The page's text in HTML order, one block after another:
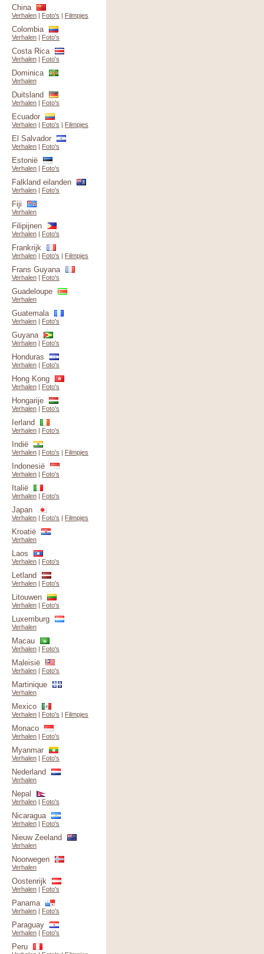
China
Verhalen | Foto's | Filmpjes
Colombia
Verhalen | Foto's
Costa Rica
Verhalen | Foto's
Dominica
Verhalen
Duitsland
Verhalen | Foto's
Ecuador
Verhalen | Foto's | Filmpjes
El Salvador
Verhalen | Foto's
Estonië
Verhalen | Foto's
Falkland eilanden
Verhalen | Foto's
Fiji
Verhalen
Filipijnen
Verhalen | Foto's
Frankrijk
Verhalen | Foto's | Filmpjes
Frans Guyana
Verhalen | Foto's
Guadeloupe
Verhalen
Guatemala
Verhalen | Foto's
Guyana
Verhalen | Foto's
Honduras
Verhalen | Foto's
Hong Kong
Verhalen | Foto's
Hongarije
Verhalen | Foto's
Ierland
Verhalen | Foto's
Indië
Verhalen | Foto's | Filmpjes
Indonesië
Verhalen | Foto's
Italië
Verhalen | Foto's
Japan
Verhalen | Foto's | Filmpjes
Kroatië
Verhalen
Laos
Verhalen | Foto's
Letland
Verhalen | Foto's
Litouwen
Verhalen | Foto's
Luxemburg
Verhalen
Macau
Verhalen | Foto's
Maleisië
Verhalen | Foto's
Martinique
Verhalen
Mexico
Verhalen | Foto's | Filmpjes
Monaco
Verhalen | Foto's
Myanmar
Verhalen | Foto's
Nederland
Verhalen
Nepal
Verhalen | Foto's
Nicaragua
Verhalen | Foto's
Nieuw Zeeland
Verhalen
Noorwegen
Verhalen
Oostenrijk
Verhalen | Foto's
Panama
Verhalen | Foto's
Paraguay
Verhalen | Foto's
Peru